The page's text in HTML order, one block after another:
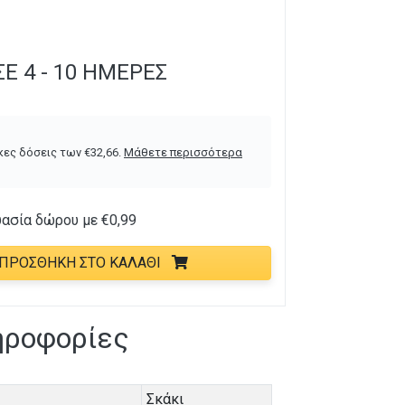
4 - 10 ΗΜΈΡΕΣ
δόσεις των€32,66 Μάθετε περισσότερα
δώρου με €0,99
ΠΡΟΣΘΉΚΗ ΣΤΟ ΚΑΛΆΘΙ
Σκάκι